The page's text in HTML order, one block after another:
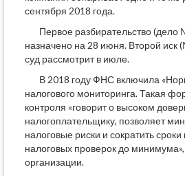
сентября 2018 года.
Первое разбирательство
назначено на 28 июня. Второй
суд рассмотрит в июле.
В 2018 году ФНС включила
налогового мониторинга. Такая
контроля «говорит о высоком
налогоплательщику, позволяет
налоговые риски и сократить
налоговых проверок до
организации.